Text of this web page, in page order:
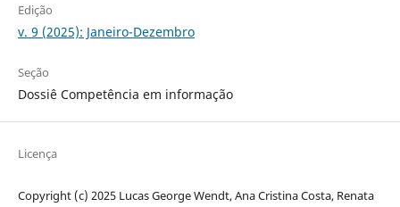
Edição
v. 9 (2025): Janeiro-Dezembro
Seção
Dossiê Competência em informação
Licença
Copyright (c) 2025 Lucas George Wendt, Ana Cristina Costa, Renata